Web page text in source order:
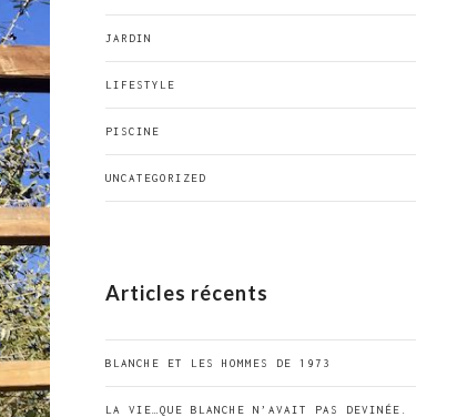
JARDIN
LIFESTYLE
PISCINE
UNCATEGORIZED
Articles récents
BLANCHE ET LES HOMMES DE 1973
LA VIE…QUE BLANCHE N’AVAIT PAS DEVINÉE.